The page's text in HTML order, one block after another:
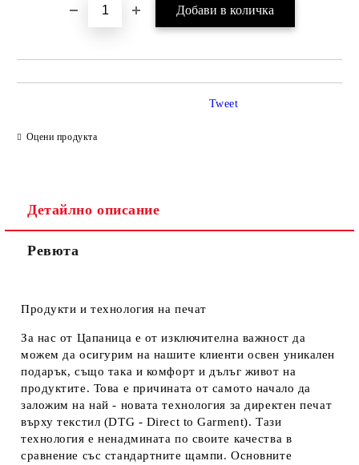
Оцени продукта
Tweet
Детайлно описание
Ревюта
Продукти и технология на печат
За нас от Цапаница е от изключителна важност да
можем да осигурим на нашите клиенти освен уникален
подарък, също така и комфорт и дълъг живот на
продуктите. Това е причината от самото начало да
заложим на най - новата технология за директен печат
върху текстил (DTG - Direct to Garment). Тази
технология е ненадмината по своите качества в
сравнение със стандартните щампи. Основните